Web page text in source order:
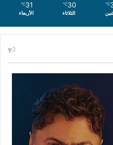
℃
30
℃
الثلاثاء
31
℃
الأربعاء